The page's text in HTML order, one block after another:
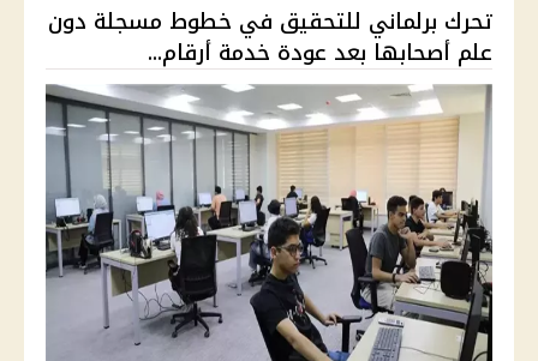
تحرك برلماني للتحقيق في خطوط مسجلة دون
علم أصحابها بعد عودة خدمة أرقام...